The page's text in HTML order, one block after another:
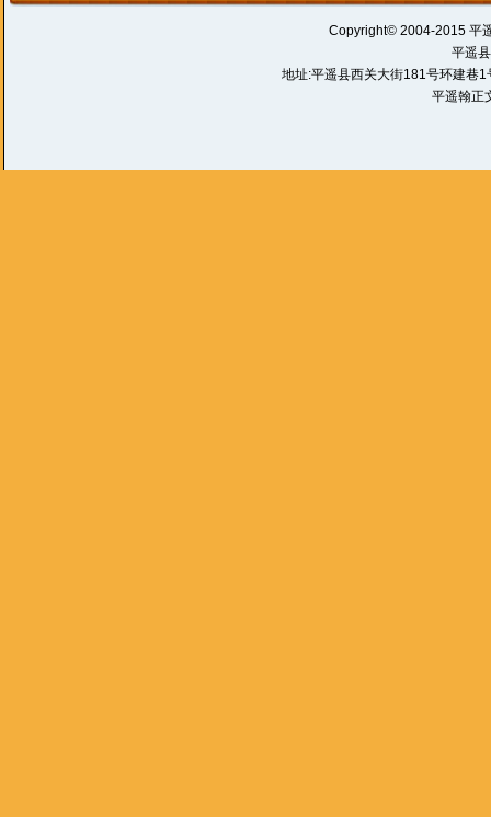
Copyright© 2004-2015 平
平遥
地址:平遥县西关大街181号环建
平遥翰正